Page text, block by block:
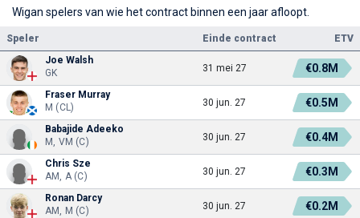
Wigan spelers van wie het contract binnen een jaar afloopt.
Speler Einde contract
ETV
Joe Walsh
GK
31 mei 27 €0.8M
Fraser Murray
M (CL)
30 jun. 27 €0.5M
Babajide Adeeko
M, VM (C)
30 jun. 27 €0.4M
Chris Sze
AM, A (C)
30 jun. 27 €0.3M
Ronan Darcy
AM, M (C)
30 jun. 27
€0.2M